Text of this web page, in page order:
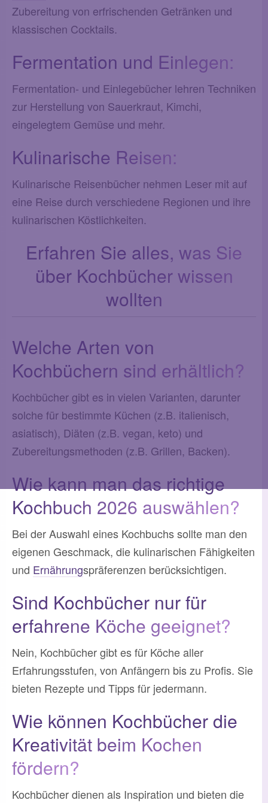
Zubereitung von erfrischenden Getränken und
klassischen Cocktails.
Fermentation und Einlegen:
Fermentation- und Einlegebücher lehren Techniken
zur Herstellung von Sauerkraut, Kimchi,
eingelegtem Gemüse und mehr.
Kulinarische Reisen:
Kulinarische Reisenbücher nehmen Leser mit auf
eine Reise durch verschiedene Regionen und ihre
kulinarischen Köstlichkeiten.
Erfahren Sie alles, was Sie
über Kochbücher wissen
wollten
Welche Arten von
Kochbüchern sind erhältlich?
Kochbücher gibt es in vielen Varianten, darunter
solche für bestimmte Küchen (z.B. italienisch,
asiatisch), Diäten (z.B. vegan, keto) und
Zubereitungsmethoden (z.B. Grillen, Backen).
Wie kann man das richtige
Kochbuch 2026 auswählen?
Bei der Auswahl eines Kochbuchs sollte man den
eigenen Geschmack, die kulinarischen Fähigkeiten
und Ernährungspräferenzen berücksichtigen.
Sind Kochbücher nur für
erfahrene Köche geeignet?
Nein, Kochbücher gibt es für Köche aller
Erfahrungsstufen, von Anfängern bis zu Profis. Sie
bieten Rezepte und Tipps für jedermann.
Wie können Kochbücher die
Kreativität beim Kochen
fördern?
Kochbücher dienen als Inspiration und bieten die